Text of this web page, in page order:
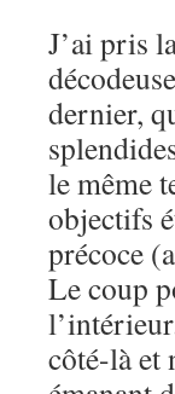
J’ai pris
dernier,
le même
objectifs
précoce
Le coup
côté-là et